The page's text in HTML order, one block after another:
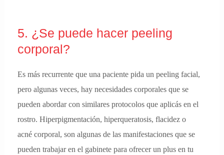
5. ¿Se puede hacer peeling
corporal?
Es más recurrente que una paciente pida un peeling facial,
pero algunas veces, hay necesidades corporales que se
pueden abordar con similares protocolos que aplicás en el
rostro. Hiperpigmentación, hiperqueratosis, flacidez o
acné corporal, son algunas de las manifestaciones que se
pueden trabajar en el gabinete para ofrecer un plus en tu